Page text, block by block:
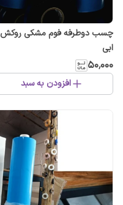
چسب دوطرفه فوم مشکی روکش
ابی
۵۰٬۰۰۰
افزودن به سبد